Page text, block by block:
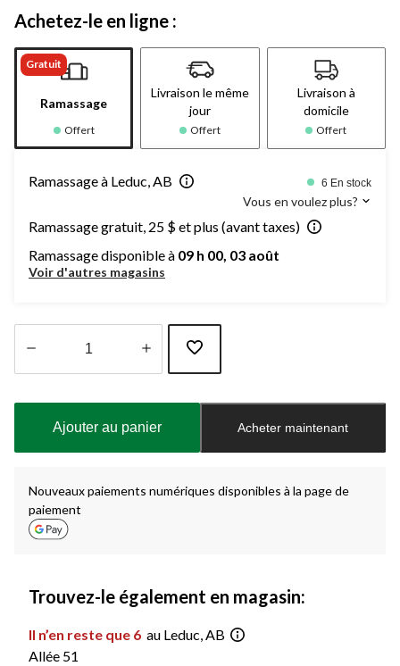
Achetez-le en ligne :
Gratuit
Ramassage
Offert
Livraison le même
jour
Offert
Livraison à
domicile
Offert
Ramassage à Leduc, AB 6 En stock
Vous en voulez plus?
Ramassage gratuit, 25 $ et plus (avant taxes)
Ramassage disponible à 09 h 00, 03 août
Voir d'autres magasins
à
Ajouter au panier Acheter maintenant
Nouveaux paiements numériques disponibles à la page de
paiement
Trouvez-le également en magasin:
Il n’en reste que 6 au Leduc, AB
Allée 51